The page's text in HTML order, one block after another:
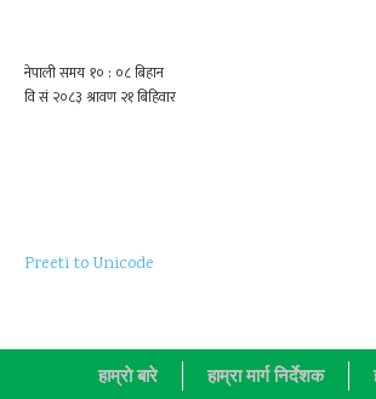
Preeti to Unicode
हाम्राे बारे हाम्रा मार्ग निर्देशक